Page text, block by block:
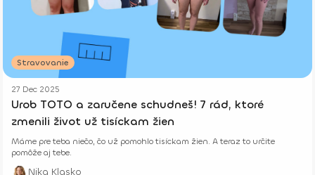
Stravovanie
27 Dec 2025
Urob TOTO a zaručene schudneš! 7 rád, ktoré
zmenili život už tisíckam žien
Máme pre teba niečo, čo už pomohlo tisíckam žien. A teraz to určite
pomôže aj tebe.
Nika Klasko